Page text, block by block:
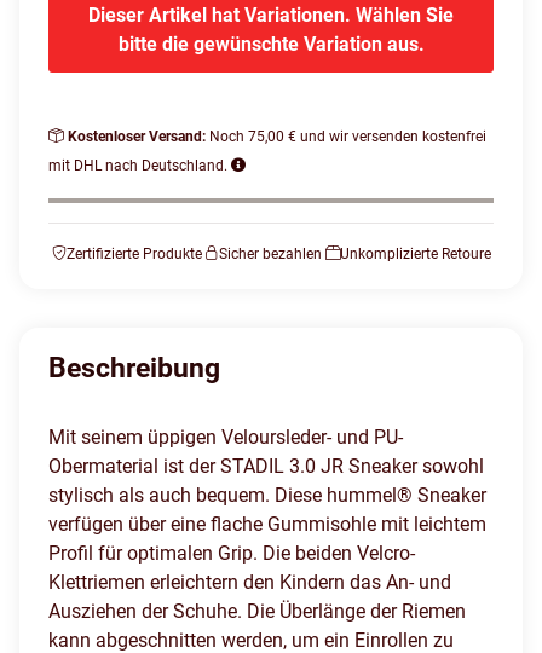
Dieser Artikel hat Variationen. Wählen Sie
bitte die gewünschte Variation aus.
Kostenloser Versand: Noch 75,00 € und wir versenden kostenfrei
mit DHL nach Deutschland.
Zertifizierte Produkte Sicher bezahlen Unkomplizierte Retoure
Beschreibung
Mit seinem üppigen Veloursleder- und PU-
Obermaterial ist der STADIL 3.0 JR Sneaker sowohl
stylisch als auch bequem. Diese hummel® Sneaker
verfügen über eine flache Gummisohle mit leichtem
Profil für optimalen Grip. Die beiden Velcro-
Klettriemen erleichtern den Kindern das An- und
Ausziehen der Schuhe. Die Überlänge der Riemen
kann abgeschnitten werden, um ein Einrollen zu